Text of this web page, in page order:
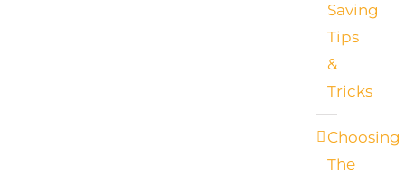
Saving
Tips
&
Tricks
Choosing
The